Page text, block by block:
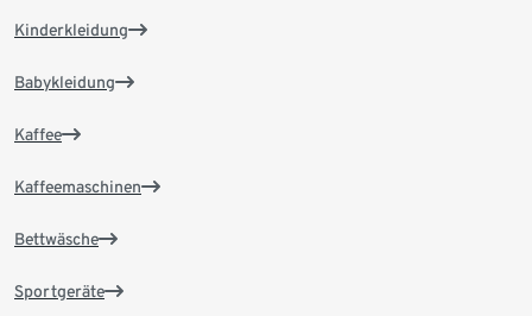
Kinderkleidung
Babykleidung
Kaffee
Kaffeemaschinen
Bettwäsche
Sportgeräte